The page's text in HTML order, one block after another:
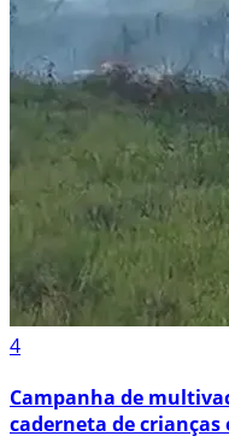
4
Campanha de
caderneta de crianças